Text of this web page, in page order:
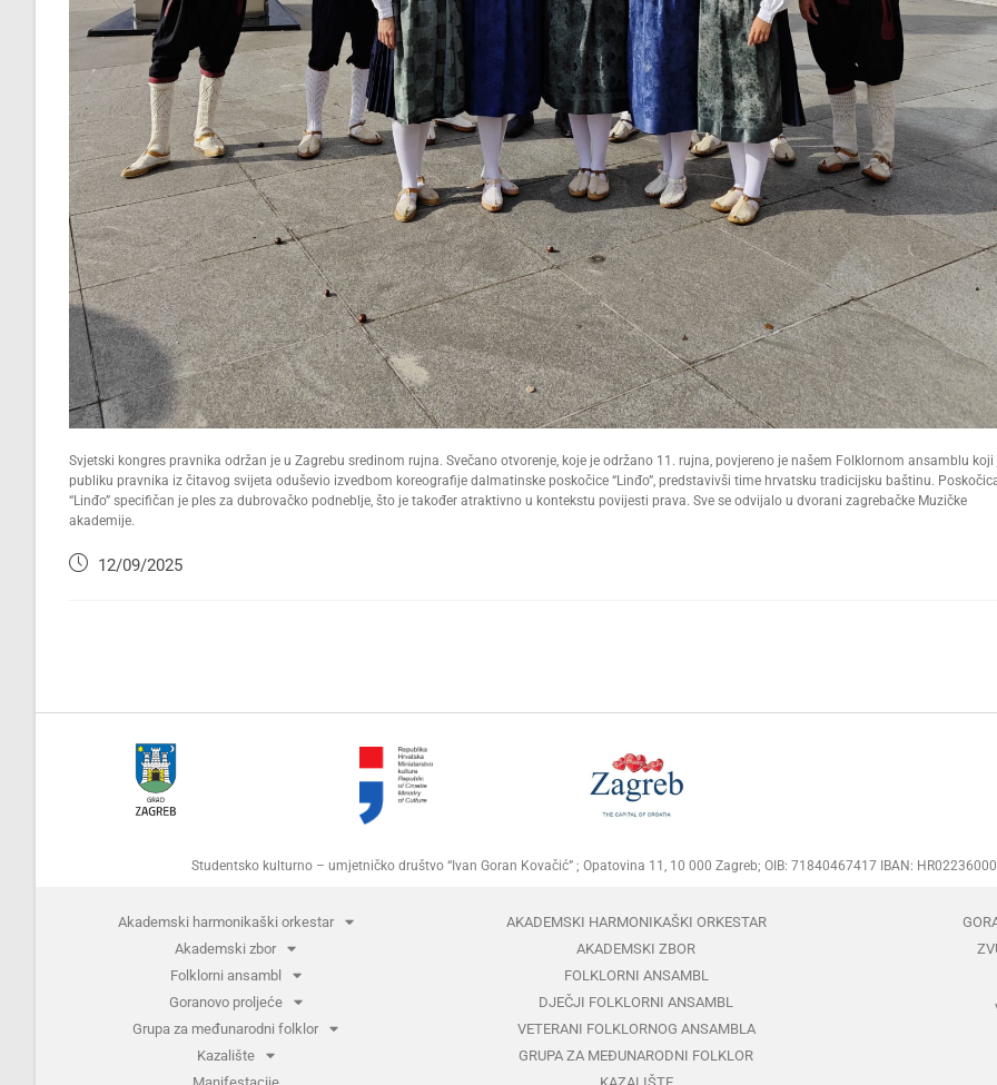
Svjetski kongres pravnika održan je u Zagrebu sredinom rujna. Svečano otvorenje, koje je održano 11. rujna, povjereno je našem Folklornom ansamblu koji
publiku pravnika iz čitavog svijeta oduševio izvedbom koreografije dalmatinske poskočice “Linđo”, predstavivši time hrvatsku tradicijsku baštinu.
“Linđo” specifičan je ples za dubrovačko podneblje, što je također atraktivno u kontekstu povijesti prava. Sve se odvijalo u dvorani zagrebačke Muzičke
akademije.
12/09/2025
Studentsko kulturno – umjetničko društvo “Ivan Goran Kovačić” ; Opatovina 11, 10 000 Zagreb; OIB: 71840467417 IBAN:
Akademski harmonikaški orkestar
Akademski zbor
Folklorni ansambl
Goranovo proljeće
Grupa za međunarodni folklor
Kazalište
AKADEMSKI HARMONIKAŠKI ORKESTAR
AKADEMSKI ZBOR
FOLKLORNI ANSAMBL
DJEČJI FOLKLORNI ANSAMBL
VETERANI FOLKLORNOG ANSAMBLA
GRUPA ZA MEĐUNARODNI FOLKLOR